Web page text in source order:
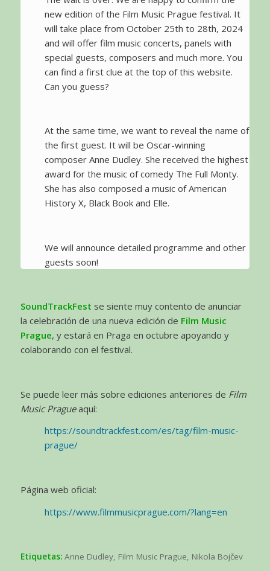
new edition of the Film Music Prague festival. It
will take place from October 25th to 28th, 2024
and will offer film music concerts, panels with
special guests, composers and much more. You
can find a first clue at the top of this website.
Can you guess?
At the same time, we want to reveal the name of
the first guest. It will be Oscar-winning
composer Anne Dudley. She received the highest
award for the music of comedy The Full Monty.
She has also composed a music of American
History X, Black Book and Elle.
We will announce detailed programme and other
guests soon!
SoundTrackFest se siente muy contento de anunciar
la celebración de una nueva edición de Film Music
Prague, y estará en Praga en octubre apoyando y
colaborando con el festival.
Se puede leer más sobre ediciones anteriores de Film
Music Pragueaquí:
https://soundtrackfest.com/es/tag/film-music-
prague/
Página web oficial:
https://www.filmmusicprague.com/?lang=en
Etiquetas: Anne Dudley, Film Music Prague, Nikola Bojčev